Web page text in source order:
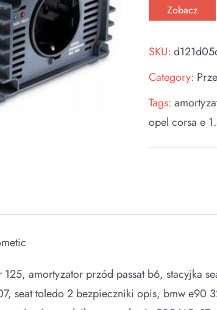
Zobacz
SKU:
Category:
Tags:
opel corsa e
amortyzator przód passat b6, stacyjka
seat toledo 2 bezpieczniki opis, bmw e90